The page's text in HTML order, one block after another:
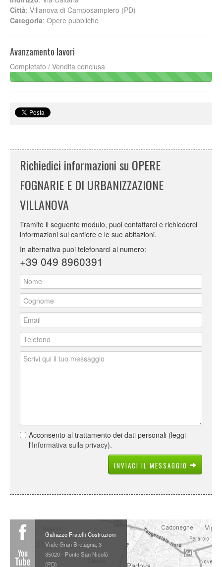
Città: Villanova di Camposampiero (PD)
Categoria: Opere pubbliche
Avanzamento lavori
Completato / Vendita conclusa
Richiedici informazioni su OPERE
FOGNARIE E DI URBANIZZAZIONE
VILLANOVA
Tramite il seguente modulo, puoi contattarci e richiederci
informazioni sul cantiere e le sue abitazioni.
In alternativa puoi telefonarci al numero:
+39 049 8960391
Acconsento al trattamento dei dati personali (leggi
l'Informativa sulla privacy).
INVIACI IL MESSAGGIO
Galiazzo Fratelli Costruzioni
Viale Gran Bretagna, 3
35020- Ponte San Nicolò
(PD)